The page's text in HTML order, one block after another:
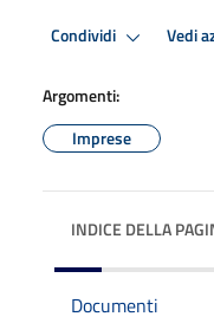
Condividi Vedi
Argomenti:
Imprese
INDICE DELLA
Documenti